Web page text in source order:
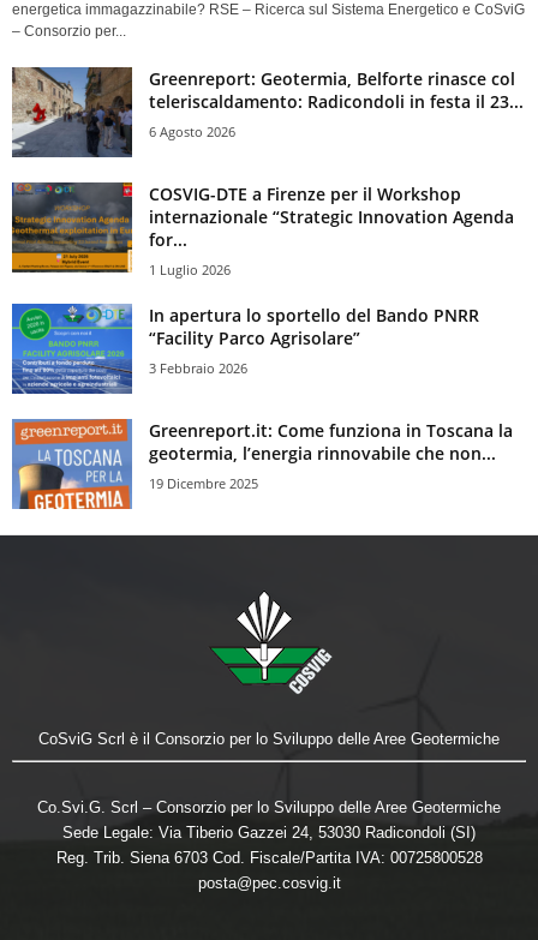
energetica immagazzinabile? RSE – Ricerca sul Sistema Energetico e CoSviG
– Consorzio per...
Greenreport: Geotermia, Belforte rinasce col
teleriscaldamento: Radicondoli in festa il 23...
6 Agosto 2026
COSVIG-DTE a Firenze per il Workshop
internazionale “Strategic Innovation Agenda
for...
1 Luglio 2026
In apertura lo sportello del Bando PNRR
“Facility Parco Agrisolare”
3 Febbraio 2026
Greenreport.it: Come funziona in Toscana la
geotermia, l’energia rinnovabile che non...
19 Dicembre 2025
CoSviG Scrl è il Consorzio per lo Sviluppo delle Aree Geotermiche
Co.Svi.G. Scrl – Consorzio per lo Sviluppo delle Aree Geotermiche
Sede Legale: Via Tiberio Gazzei 24, 53030 Radicondoli (SI)
Reg. Trib. Siena 6703 Cod. Fiscale/Partita IVA: 00725800528
posta@pec.cosvig.it